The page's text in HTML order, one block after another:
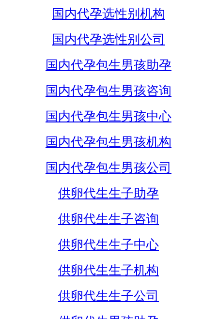
国内代孕选性别机构
国内代孕选性别公司
国内代孕包生男孩助孕
国内代孕包生男孩咨询
国内代孕包生男孩中心
国内代孕包生男孩机构
国内代孕包生男孩公司
供卵代生生子助孕
供卵代生生子咨询
供卵代生生子中心
供卵代生生子机构
供卵代生生子公司